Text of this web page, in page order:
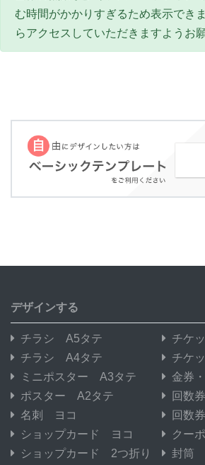
む時間がかかりすぎるため表示でき
らアクセスしていただきますようお
デザインする
チラシ A5タテ
チラシ A4タテ
ミニポスター A3タテ
ポスター A2タテ
名刺 ヨコ
ショップカード ヨコ
ショップカード 2つ折り
チケ
チケ
金券
回数
回数
クー
封筒